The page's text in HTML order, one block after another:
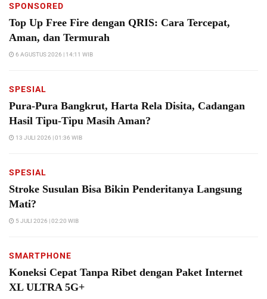
SPONSORED
Top Up Free Fire dengan QRIS: Cara Tercepat,
Aman, dan Termurah
6 AGUSTUS 2026 | 14:11 WIB
SPESIAL
Pura-Pura Bangkrut, Harta Rela Disita, Cadangan
Hasil Tipu-Tipu Masih Aman?
13 JULI 2026 | 01:36 WIB
SPESIAL
Stroke Susulan Bisa Bikin Penderitanya Langsung
Mati?
5 JULI 2026 | 02:20 WIB
SMARTPHONE
Koneksi Cepat Tanpa Ribet dengan Paket Internet
XL ULTRA 5G+